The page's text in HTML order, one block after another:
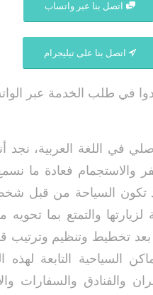
اتصل بنا عبر واتساب
اتصل بنا على تيليجرام
في طلب الخدمة عبر
في اللغة العربية، نجد
والاستجمام فعادة ما
تكون السياحة من قبل
لزيارتها والتمتع بما
بعد تخطيط وتنظيم
السياحية التابعة
والفنادق والسفارات